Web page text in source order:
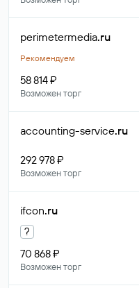
perimetermedia.ru
Рекомендуем
58 814 ₽
Возможен торг
accounting-service.ru
292 978 ₽
Возможен торг
ifcon.ru
?
70 868 ₽
Возможен торг